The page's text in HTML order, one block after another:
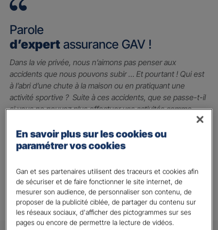
Parole
d’expert assurance GAV !
Dans la vie privée, nous n’aimons pas penser aux
accidents que nous pouvons subir … Et pourtant ! Qui est
à l’abri d’une chute à la maison ou en pratiquant une
activité sportive ? Suite à ces accidents, que se passe-t-il
si vous ne pouvez plus effectuer vos activités comme
contrat qui peut vous indemniser à hauteur du préjudice
subi grâce à un capital qui vous permet de faire face
Alison A.
En savoir plus sur les cookies ou
paramétrer vos cookies
Gan et ses partenaires utilisent des traceurs et cookies afin
de sécuriser et de faire fonctionner le site internet, de
mesurer son audience, de personnaliser son contenu, de
proposer de la publicité ciblée, de partager du contenu sur
les réseaux sociaux, d'afficher des pictogrammes sur ses
pages ou encore de permettre la lecture de vidéos.